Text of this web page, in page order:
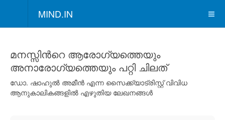
MIND.IN
മനസ്സിന്‍റെ ആരോഗ്യത്തെയും
അനാരോഗ്യത്തെയും പറ്റി ചിലത്
ഡോ. ഷാഹുല്‍ അമീന്‍ എന്ന സൈക്ക്യാട്രിസ്റ്റ് വിവിധ
ആനുകാലികങ്ങളില്‍ എഴുതിയ ലേഖനങ്ങള്‍